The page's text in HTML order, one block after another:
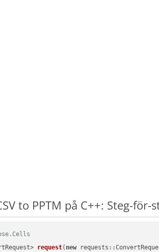
to PPTM på C++: Steg-för-
request( new